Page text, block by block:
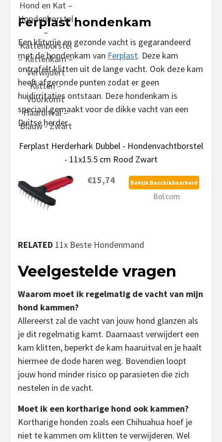
Ferplast hondenkam
Een klitvrije en gezonde vacht is gegarandeerd
met de hondenkam van Ferplast. Deze kam
ontrafelt klitten uit de lange vacht. Ook deze kam
heeft afgeronde punten zodat er geen
huidirritaties ontstaan. Deze hondenkam is
speciaal gemaakt voor de dikke vacht van een
Duitse herder.
Ferplast Herderhark Dubbel - Hondenvachtborstel
- 11x15.5 cm Rood Zwart
€15,74
Bekijk Beschikbaarheid
Bol.com
RELATED 11x Beste Hondenmand
Veelgestelde vragen
Waarom moet ik regelmatig de vacht van mijn
hond kammen?
Allereerst zal de vacht van jouw hond glanzen als
je dit regelmatig kamt. Daarnaast verwijdert een
kam klitten, beperkt de kam haaruitval en je haalt
hiermee de dode haren weg. Bovendien loopt
jouw hond minder risico op parasieten die zich
nestelen in de vacht.
Moet ik een kortharige hond ook kammen?
Kortharige honden zoals een Chihuahua hoef je
niet te kammen om klitten te verwijderen. Wel